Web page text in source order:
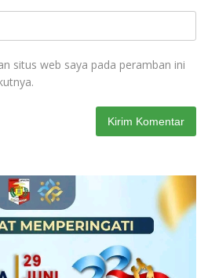
situs web saya pada peramban ini